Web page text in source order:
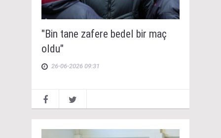
"Bin tane zafere bedel bir maç
oldu"
26-06-2026 09:31